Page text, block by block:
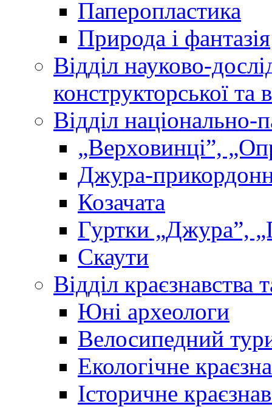
Паперопластика
Природа і фантазія
Відділ науково-
конструкторської та
Відділ національно-
„Верховинці”,
Джура-
Козачата
Гуртки „Джура”,
Скаути
Відділ краєзнавства
Юні археологи
Велосипедний
Екологічне
Історичне